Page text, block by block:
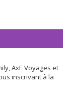
AxE Voyages et
inscrivant à la